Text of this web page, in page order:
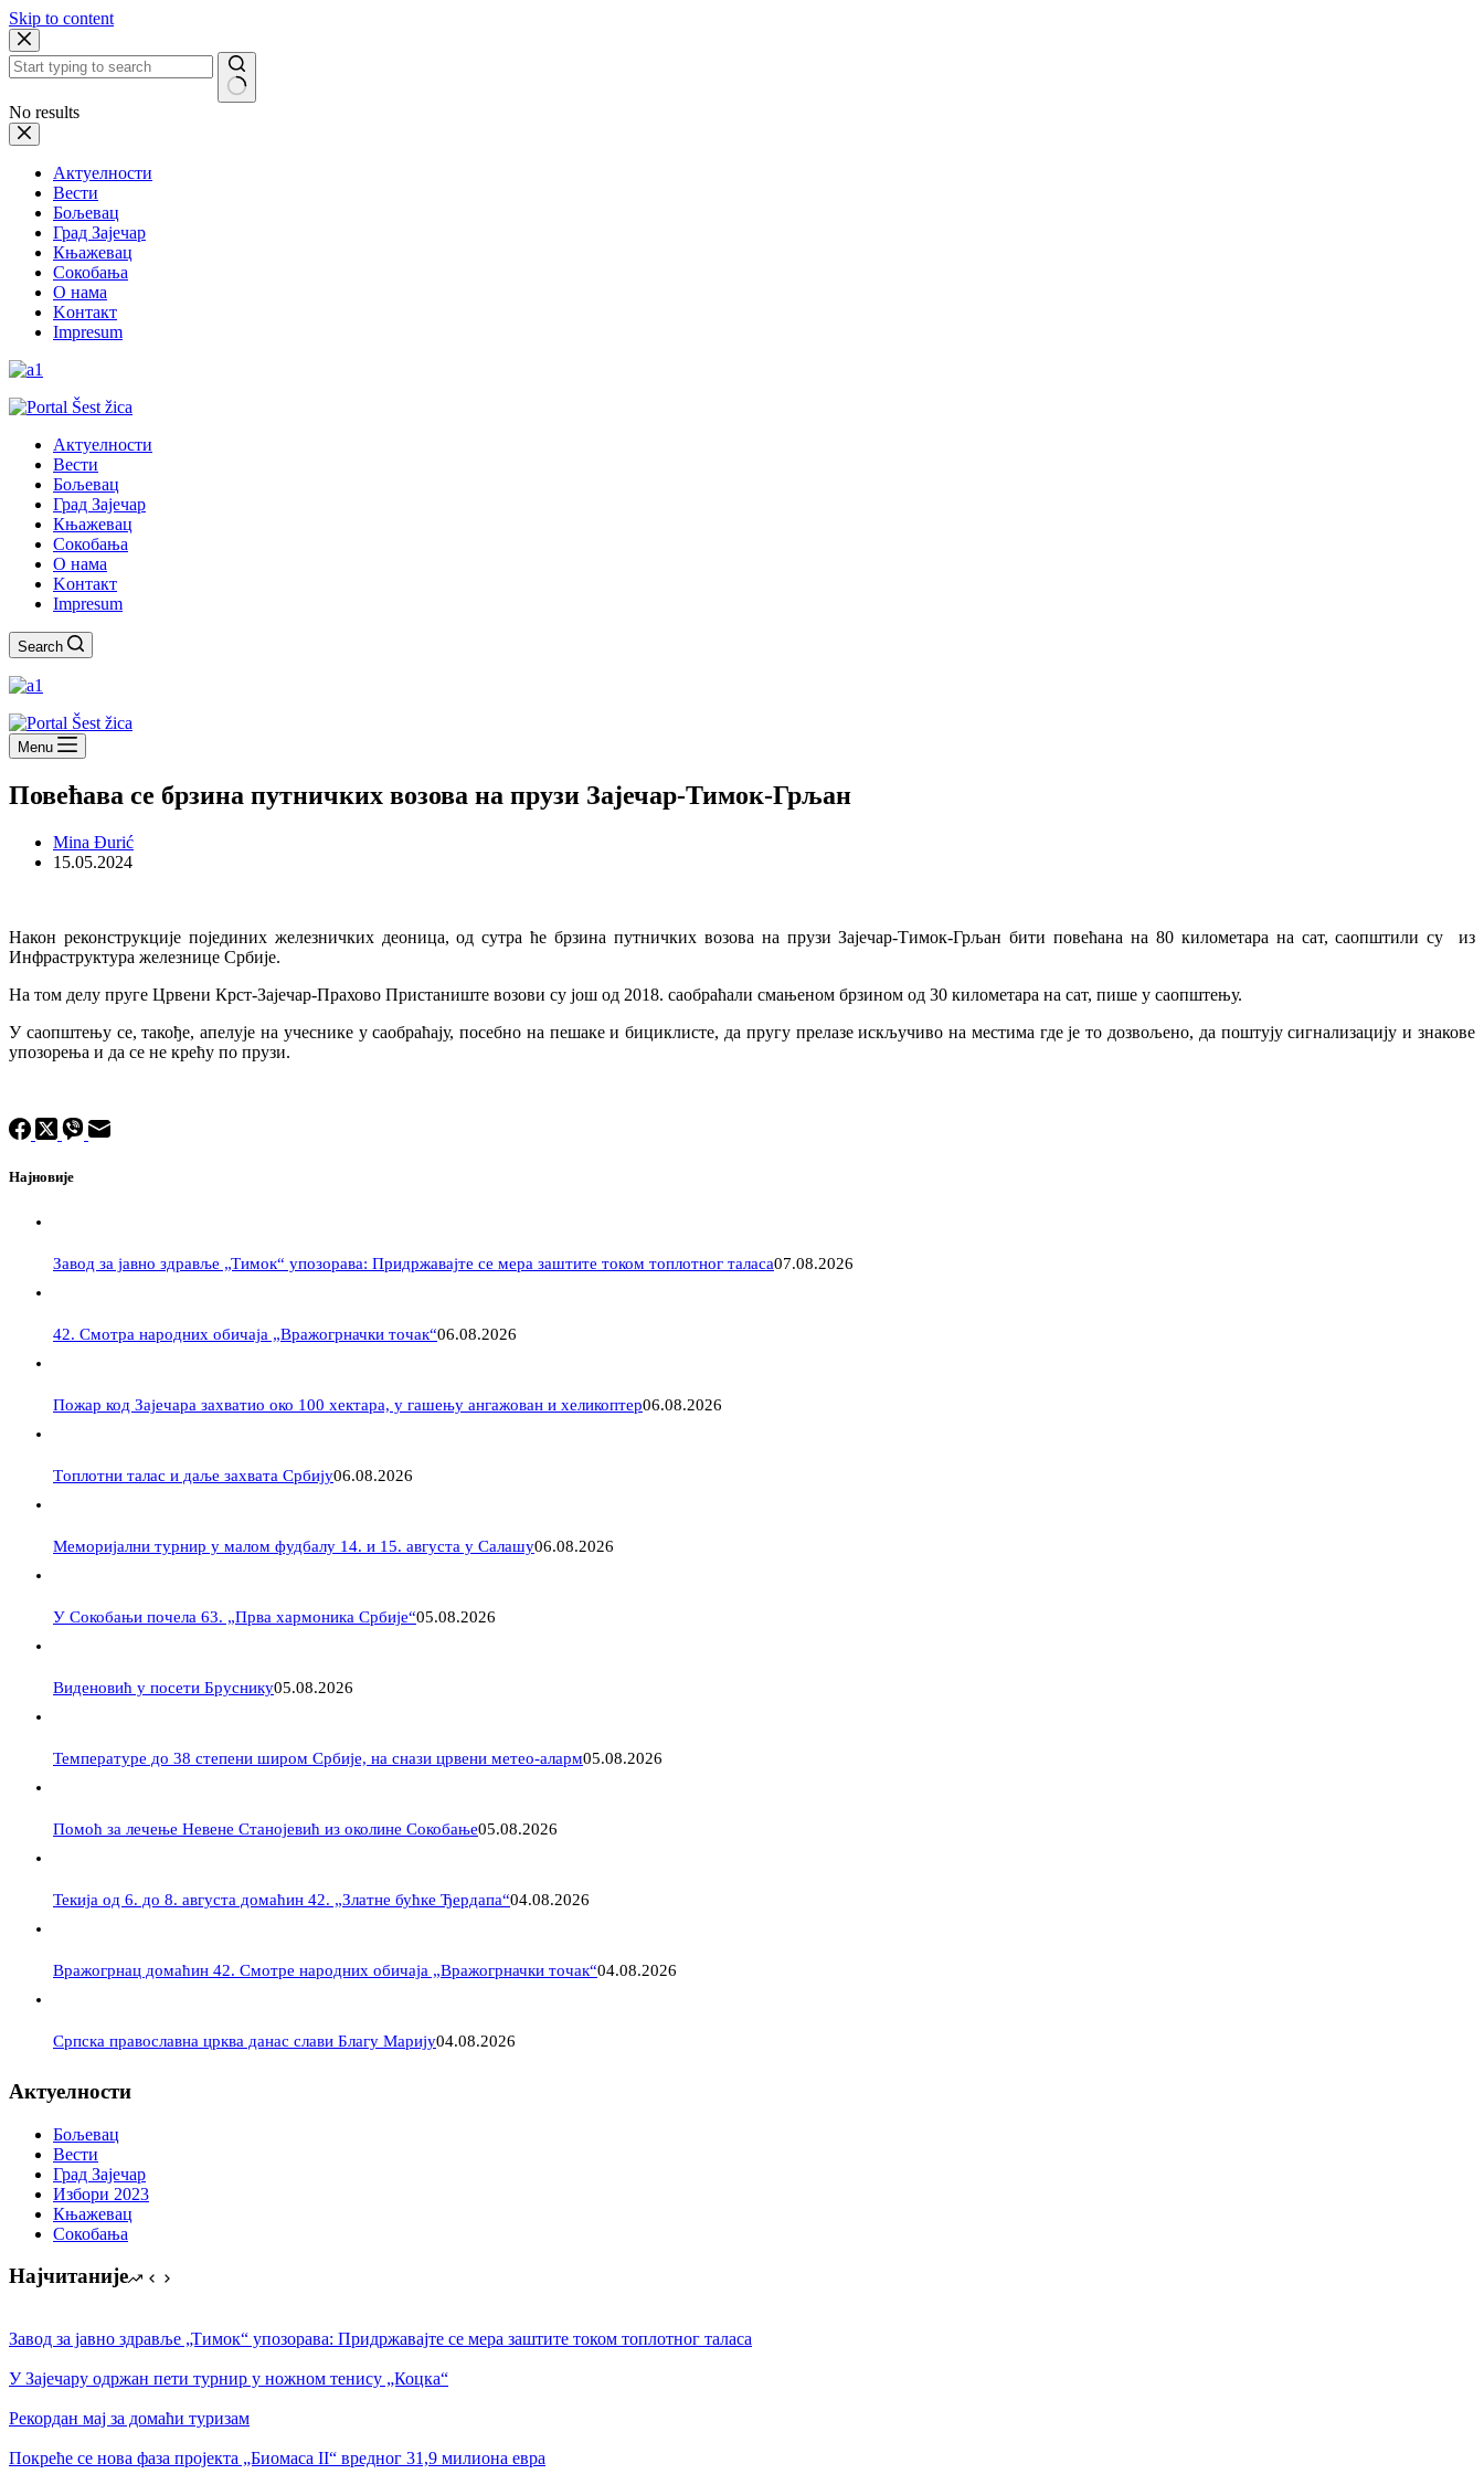
Skip to content
No results
Актуелности
Вести
Бољевац
Град Зајечар
Књажевац
Сокобања
O нама
Kонтакт
Impresum
Актуелности
Вести
Бољевац
Град Зајечар
Књажевац
Сокобања
O нама
Kонтакт
Impresum
Search
Menu
Повећава се брзина путничких возова на прузи Зајечар-Тимок-Грљан
Mina Đurić
15.05.2024
Након реконструкције појединих железничких деоница, од сутра ће брзина путничких возова на прузи Зајечар-Тимок-Грљан бити повећана на 80 километара на сат, саопштили су из
Инфраструктура железнице Србије.
На том делу пруге Црвени Крст-Зајечар-Прахово Пристаниште возови су још од 2018. саобраћали смањеном брзином од 30 километара на сат, пише у саопштењу.
У саопштењу се, такође, апелује на учеснике у саобраћају, посебно на пешаке и бициклисте, да пругу прелазе искључиво на местима где је то дозвољено, да поштују сигнализацију и знакове
упозорења и да се не крећу по прузи.
Најновије
Завод за јавно здравље „Тимок“ упозорава: Придржавајте се мера заштите током топлотног таласа07.08.2026
42. Смотра народних обичаја „Вражогрначки точак“06.08.2026
Пожар код Зајечара захватио око 100 хектара, у гашењу ангажован и хеликоптер06.08.2026
Tоплотни талас и даље захвата Србију06.08.2026
Меморијални турнир у малом фудбалу 14. и 15. августа у Салашу06.08.2026
У Сокобањи почела 63. „Прва хармоника Србије“05.08.2026
Виденовић у посети Бруснику05.08.2026
Температуре до 38 степени широм Србије, на снази црвени метео-аларм05.08.2026
Помоћ за лечење Невене Станојевић из околине Сокобање05.08.2026
Текија од 6. до 8. августа домаћин 42. „Златне бућке Ђердапа“04.08.2026
Вражогрнац домаћин 42. Смотре народних обичаја „Вражогрначки точак“04.08.2026
Српска православна црква данас слави Благу Марију04.08.2026
Актуелности
Бољевац
Вести
Град Зајечар
Избори 2023
Књажевац
Сокобања
Најчитаније
Завод за јавно здравље „Тимок“ упозорава: Придржавајте се мера заштите током топлотног таласа
У Зајечару одржан пети турнир у ножном тенису „Коцка“
Рекордан мај за домаћи туризам
Покреће се нова фаза пројекта „Биомаса II“ вредног 31,9 милиона евра